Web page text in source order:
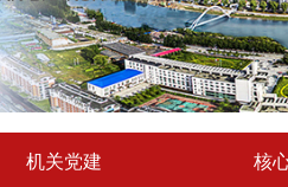
机关党建 核